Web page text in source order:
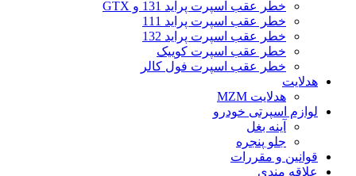
خطر عقب اسپرت پراید 131 و GTX
خطر عقب اسپرت پراید 111
خطر عقب اسپرت پراید 132
خطر عقب اسپرت کوییک
خطر عقب اسپرت فول کالر
هدلایت
هدلایت MZM
لوازم اسپرتی خودرو
آینه بغل
جلو پنجره
قوانین و مقررات
علاقه مندی